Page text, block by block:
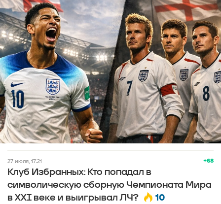
+68
27 июля, 17:21
Клуб Избранных: Кто попадал в
символическую сборную Чемпионата Мира
в XXI веке и выигрывал ЛЧ?
10